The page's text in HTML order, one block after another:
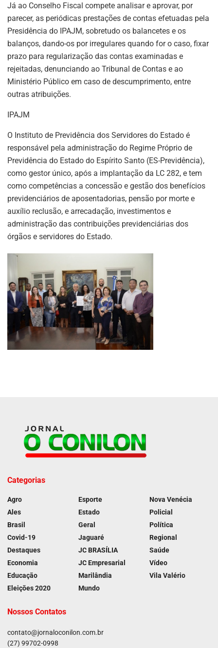
Já ao Conselho Fiscal compete analisar e aprovar, por
parecer, as periódicas prestações de contas efetuadas pela
Presidência do IPAJM, sobretudo os balancetes e os
balanços, dando-os por irregulares quando for o caso, fixar
prazo para regularização das contas examinadas e
rejeitadas, denunciando ao Tribunal de Contas e ao
Ministério Público em caso de descumprimento, entre
outras atribuições.
IPAJM
O Instituto de Previdência dos Servidores do Estado é
responsável pela administração do Regime Próprio de
Previdência do Estado do Espírito Santo (ES-Previdência),
como gestor único, após a implantação da LC 282, e tem
como competências a concessão e gestão dos benefícios
previdenciários de aposentadorias, pensão por morte e
auxílio reclusão, e arrecadação, investimentos e
administração das contribuições previdenciárias dos
órgãos e servidores do Estado.
Categorias
Agro
Ales
Brasil
Covid-19
Destaques
Economia
Educação
Eleições 2020
Esporte
Estado
Geral
Jaguaré
JC BRASÍLIA
JC Empresarial
Marilândia
Mundo
Nova Venécia
Policial
Política
Regional
Saúde
Vídeo
Vila Valério
Nossos Contatos
contato@jornaloconilon.com.br
(27) 99702-0998